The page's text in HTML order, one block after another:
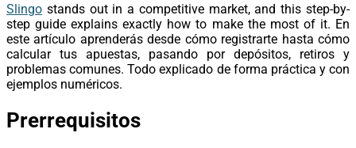
Slingo stands out in a competitive market, and this step-by-
step guide explains exactly how to make the most of it. En
este artículo aprenderás desde cómo registrarte hasta cómo
calcular tus apuestas, pasando por depósitos, retiros y
problemas comunes. Todo explicado de forma práctica y con
ejemplos numéricos.
Prerrequisitos